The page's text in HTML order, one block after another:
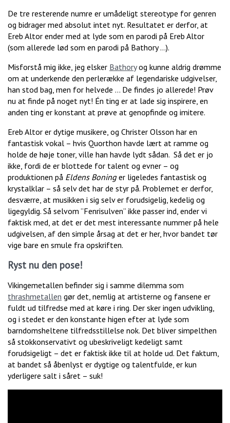
De tre resterende numre er umådeligt stereotype for genren
og bidrager med absolut intet nyt. Resultatet er derfor, at
Ereb Altor ender med at lyde som en parodi på Ereb Altor
(som allerede lød som en parodi på Bathory …).
Misforstå mig ikke, jeg elsker Bathoryog kunne aldrig drømme
om at underkende den perlerække af legendariske udgivelser,
han stod bag, men for helvede … De findes jo allerede! Prøv
nu at finde på noget nyt! Én ting er at lade sig inspirere, en
anden ting er konstant at prøve at genopfinde og imitere.
Ereb Altor er dytige musikere, og Christer Olsson har en
fantastisk vokal – hvis Quorthon havde lært at ramme og
holde de høje toner, ville han havde lydt sådan. Så det er jo
ikke, fordi de er blottede for talent og evner – og
produktionen på Eldens Boninger ligeledes fantastisk og
krystalklar – så selv det har de styr på. Problemet er derfor,
desværre, at musikken i sig selv er forudsigelig, kedelig og
ligegyldig. Så selvom ”Fenrisulven” ikke passer ind, ender vi
faktisk med, at det er det mest interessante nummer på hele
udgivelsen, af den simple årsag at det er her, hvor bandet tør
vige bare en smule fra opskriften.
Ryst nu den pose!
Vikingemetallen befinder sig i samme dilemma som
thrashmetallen gør det, nemlig at artisterne og fansene er
fuldt ud tilfredse med at køre i ring. Der sker ingen udvikling,
og i stedet er den konstante higen efter at lyde som
barndomsheltene tilfredsstillelse nok. Det bliver simpelthen
så stokkonservativt og ubeskriveligt kedeligt samt
forudsigeligt – det er faktisk ikke til at holde ud. Det faktum,
at bandet så åbenlyst er dygtige og talentfulde, er kun
yderligere salt i såret – suk!